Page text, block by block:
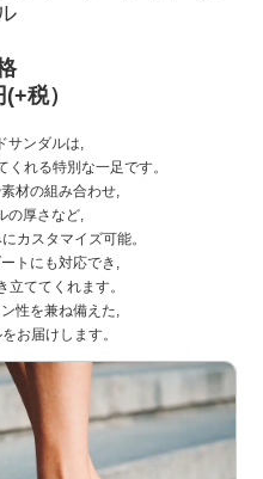
税）
サンダルは,
れる特別な一足です。
材の組み合わせ,
の厚さなど,
カスタマイズ可能。
トにも対応でき,
ててくれます。
性を兼ね備えた,
お届けします。